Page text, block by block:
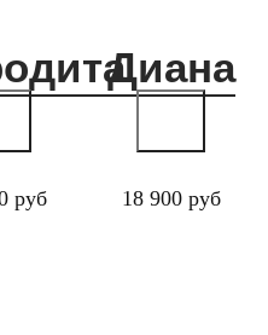
руб 18 900 руб
Диана